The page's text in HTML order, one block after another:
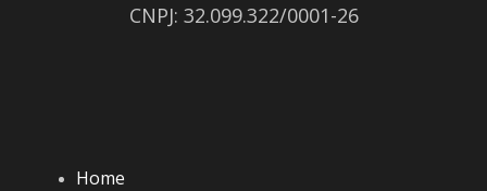
CNPJ: 32.099.322/0001-26
Home